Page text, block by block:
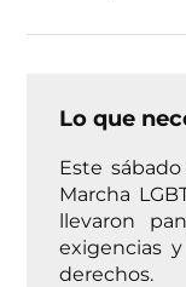
Lo que
Este
Marcha
llevaron
exigencias
derechos.